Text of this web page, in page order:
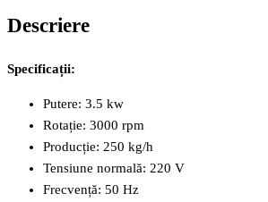
Descriere
Specificații:
Putere: 3.5 kw
Rotație: 3000 rpm
Producție: 250 kg/h
Tensiune normală: 220 V
Frecvență: 50 Hz